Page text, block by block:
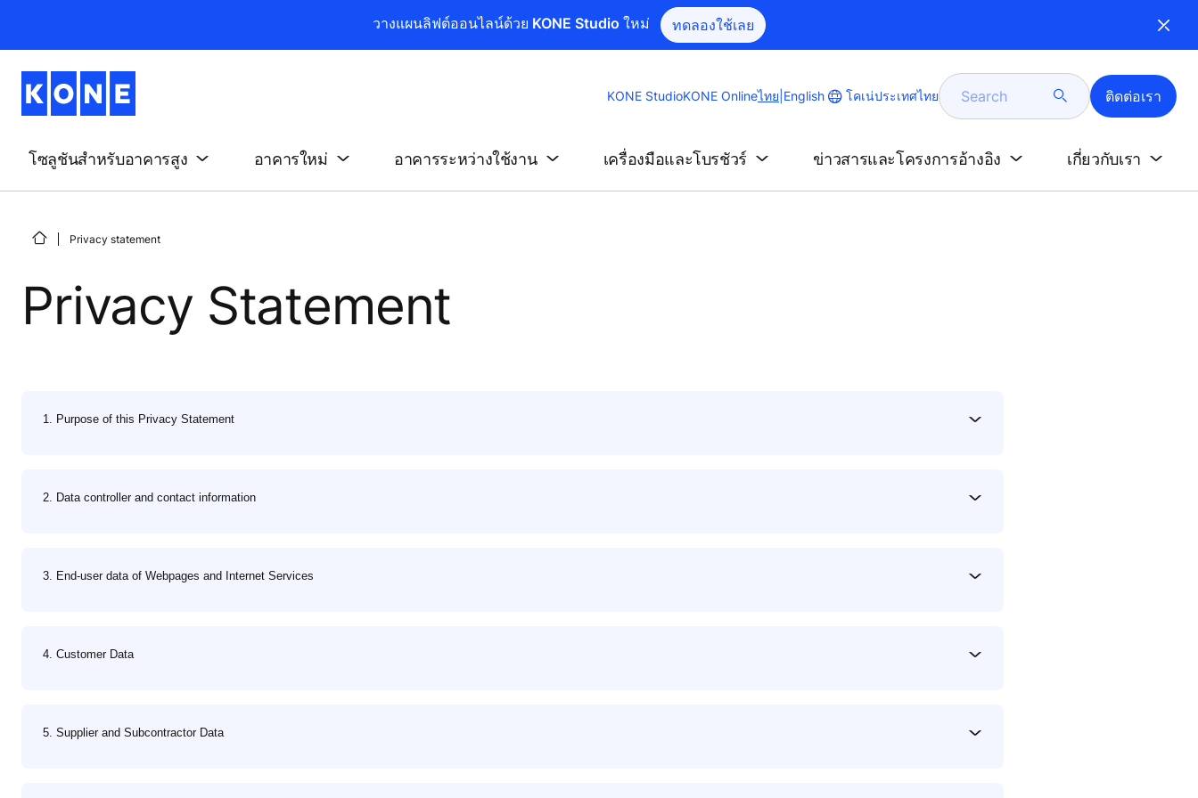
วางแผนลิฟต์ออนไลน์ด้วย KONE Studio ใหม่ ทดลองใช้เลย
KONE StudioKONE OnlineChange
ไทย English โคเน่ประเทศไทย Search ติดต่อเรา
โซลูชันสำหรับอาคารสูง อาคารใหม่ อาคารระหว่างใช้งาน เครื่องมือและโบรชัวร์ ข่าวสารและโครงการอ้างอิง เกี่ยวกับเรา
Privacy statement
Privacy Statement
1. Purpose of this Privacy Statement
2. Data controller and contact information
3. End-user data of Webpages and Internet Services
4. Customer Data
5. Supplier and Subcontractor Data